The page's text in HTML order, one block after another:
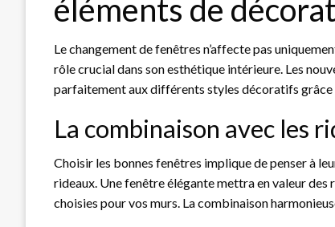
éléments de
Le changement de fenêtres n’affecte pas
rôle crucial dans son esthétique intérieure. Les
parfaitement aux différents styles décoratifs grâce
La combinaison avec les
Choisir les bonnes fenêtres implique de penser à
rideaux. Une fenêtre élégante mettra en valeur
choisies pour vos murs. La combinaison